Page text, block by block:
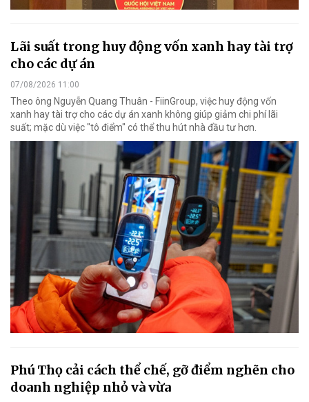
Lãi suất trong huy động vốn xanh hay tài trợ
cho các dự án
07/08/2026 11:00
Theo ông Nguyễn Quang Thuân - FiinGroup, việc huy động vốn
xanh hay tài trợ cho các dự án xanh không giúp giảm chi phí lãi
suất; mặc dù việc "tô điểm" có thể thu hút nhà đầu tư hơn.
Phú Thọ cải cách thể chế, gỡ điểm nghẽn cho
doanh nghiệp nhỏ và vừa